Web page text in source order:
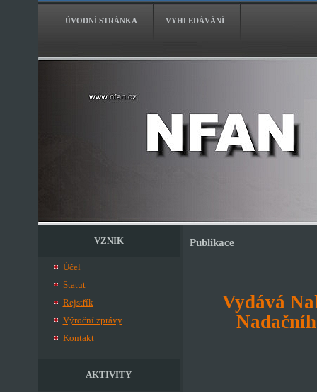
ÚVODNÍ STRÁNKA VYHLEDÁVÁNÍ
VZNIK
Účel
Statut
Rejstřík
Výroční zprávy
Kontakt
AKTIVITY
Publikace
Vydává